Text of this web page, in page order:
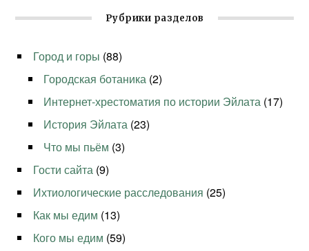
Рубрики разделов
Город и горы (88)
Городская ботаника (2)
Интернет-хрестоматия по истории Эйлата (17)
История Эйлата (23)
Что мы пьём (3)
Гости сайта (9)
Ихтиологические расследования (25)
Как мы едим (13)
Кого мы едим (59)